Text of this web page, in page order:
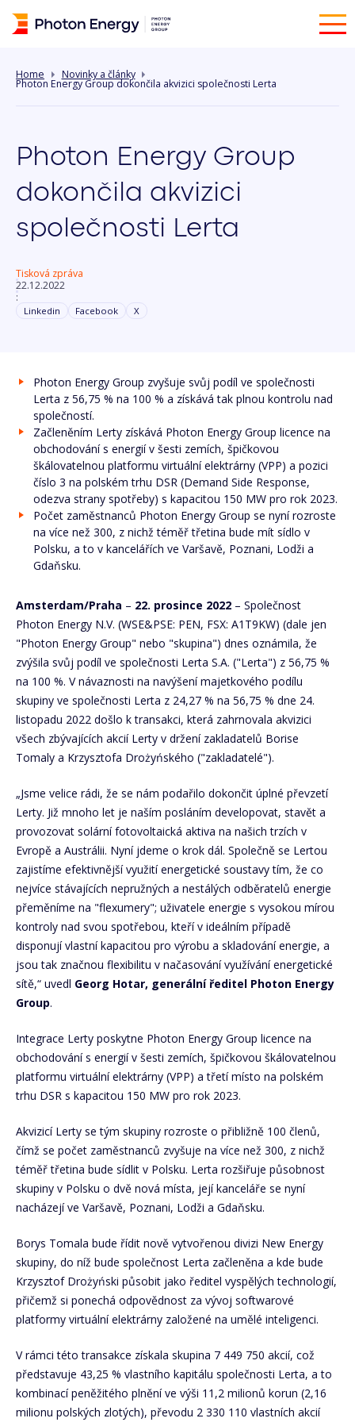
Home Novinky a články
Photon Energy Group dokončila akvizici společnosti Lerta
Photon Energy Group
dokončila akvizici
společnosti Lerta
Tisková zpráva
22.12.2022
:
Linkedin Facebook X
Photon Energy Group zvyšuje svůj podíl ve společnosti
Lerta z 56,75 % na 100 % a získává tak plnou kontrolu nad
společností.
Začleněním Lerty získává Photon Energy Group licence na
obchodování s energií v šesti zemích, špičkovou
škálovatelnou platformu virtuální elektrárny (VPP) a pozici
číslo 3 na polském trhu DSR (Demand Side Response,
odezva strany spotřeby) s kapacitou 150 MW pro rok 2023.
Počet zaměstnanců Photon Energy Group se nyní rozroste
na více než 300, z nichž téměř třetina bude mít sídlo v
Polsku, a to v kancelářích ve Varšavě, Poznani, Lodži a
Gdaňsku.
Amsterdam/Praha – 22. prosince 2022 – Společnost
Photon Energy N.V. (WSE&PSE: PEN, FSX: A1T9KW) (dale jen
"Photon Energy Group" nebo "skupina") dnes oznámila, že
zvýšila svůj podíl ve společnosti Lerta S.A. ("Lerta") z 56,75 %
na 100 %. V návaznosti na navýšení majetkového podílu
skupiny ve společnosti Lerta z 24,27 % na 56,75 % dne 24.
listopadu 2022 došlo k transakci, která zahrnovala akvizici
všech zbývajících akcií Lerty v držení zakladatelů Borise
Tomaly a Krzysztofa Drożyńského ("zakladatelé").
„Jsme velice rádi, že se nám podařilo dokončit úplné převzetí
Lerty. Již mnoho let je naším posláním developovat, stavět a
provozovat solární fotovoltaická aktiva na našich trzích v
Evropě a Austrálii. Nyní jdeme o krok dál. Společně se Lertou
zajistíme efektivnější využití energetické soustavy tím, že co
nejvíce stávajících nepružných a nestálých odběratelů energie
přeměníme na "flexumery"; uživatele energie s vysokou mírou
kontroly nad svou spotřebou, kteří v ideálním případě
disponují vlastní kapacitou pro výrobu a skladování energie, a
jsou tak značnou flexibilitu v načasování využívání energetické
sítě,“ uvedl Georg Hotar, generální ředitel Photon Energy
Group.
Integrace Lerty poskytne Photon Energy Group licence na
obchodování s energií v šesti zemích, špičkovou škálovatelnou
platformu virtuální elektrárny (VPP) a třetí místo na polském
trhu DSR s kapacitou 150 MW pro rok 2023.
Akvizicí Lerty se tým skupiny rozroste o přibližně 100 členů,
čímž se počet zaměstnanců zvyšuje na více než 300, z nichž
téměř třetina bude sídlit v Polsku. Lerta rozšiřuje působnost
skupiny v Polsku o dvě nová místa, její kanceláře se nyní
nacházejí ve Varšavě, Poznani, Lodži a Gdaňsku.
Borys Tomala bude řídit nově vytvořenou divizi New Energy
skupiny, do níž bude společnost Lerta začleněna a kde bude
Krzysztof Drożyński působit jako ředitel vyspělých technologií,
přičemž si ponechá odpovědnost za vývoj softwarové
platformy virtuální elektrárny založené na umělé inteligenci.
V rámci této transakce získala skupina 7 449 750 akcií, což
představuje 43,25 % vlastního kapitálu společnosti Lerta, a to
kombinací peněžitého plnění ve výši 11,2 milionů korun (2,16
milionu polských zlotých), převodu 2 330 110 vlastních akcií